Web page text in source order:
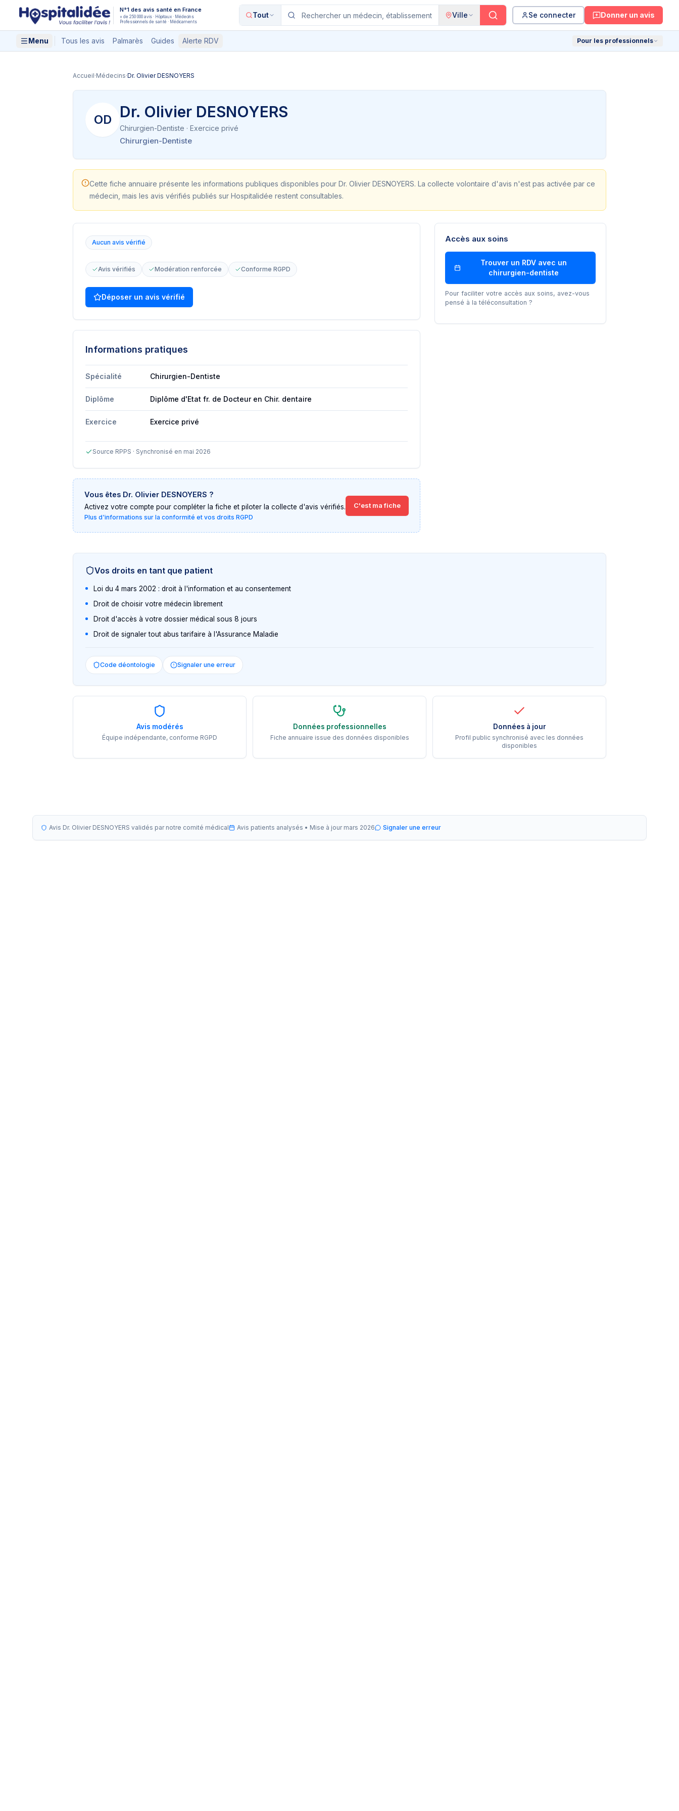
Aller au contenu principal N°1 des avis santé en France
+ de 250 000 avis · Hôpitaux · Médecins
Professionnels de santé · Médicaments
Tout Ville Se connecter Donner un avis
Menu Tous les avis Palmarès Guides Alerte RDV Pour les professionnels
Accueil·Médecins·Dr. Olivier DESNOYERS
OD Dr. Olivier DESNOYERS
Chirurgien-Dentiste · Exercice privé
Chirurgien-Dentiste
Cette fiche annuaire présente les informations publiques disponibles pour Dr. Olivier DESNOYERS. La collecte volontaire d'avis n'est pas activée par ce
médecin, mais les avis vérifiés publiés sur Hospitalidée restent consultables.
Aucun avis vérifié
Avis vérifiés Modération renforcée Conforme RGPD
Déposer un avis vérifié
Informations pratiques
Spécialité Chirurgien-Dentiste
Diplôme Diplôme d'Etat fr. de Docteur en Chir. dentaire
Exercice Exercice privé
Source RPPS · Synchronisé en mai 2026
Vous êtes Dr. Olivier DESNOYERS ?
Activez votre compte pour compléter la fiche et piloter la collecte d'avis vérifiés.
Plus d'informations sur la conformité et vos droits RGPD
C'est ma fiche
Accès aux soins
Trouver un RDV avec un
chirurgien-dentiste
Pour faciliter votre accès aux soins, avez-vous
pensé à la téléconsultation ?
Vos droits en tant que patient
Loi du 4 mars 2002 : droit à l'information et au consentement
Droit de choisir votre médecin librement
Droit d'accès à votre dossier médical sous 8 jours
Droit de signaler tout abus tarifaire à l'Assurance Maladie
Code déontologie Signaler une erreur
Avis modérés
Équipe indépendante, conforme RGPD
Données professionnelles
Fiche annuaire issue des données disponibles
Données à jour
Profil public synchronisé avec les données
disponibles
Avis Dr. Olivier DESNOYERS validés par notre comité médical Avis patients analysés • Mise à jour mars 2026 Signaler une erreur